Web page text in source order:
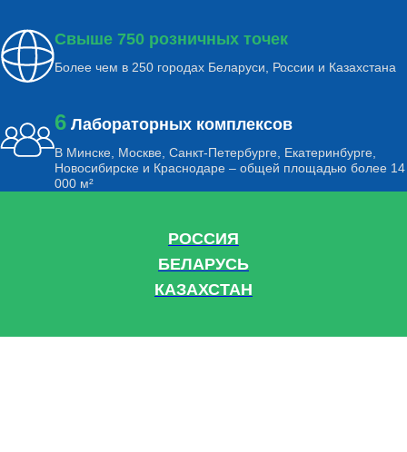
Свыше 750 розничных точек
Более чем в 250 городах Беларуси, России и Казахстана
6 Лабораторных комплексов
В Минске, Москве, Санкт-Петербурге, Екатеринбурге,
Новосибирске и Краснодаре – общей площадью более 14
000 м²
РОССИЯ
БЕЛАРУСЬ
КАЗАХСТАН